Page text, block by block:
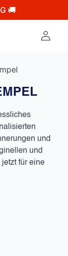
🚚
und
und
für eine